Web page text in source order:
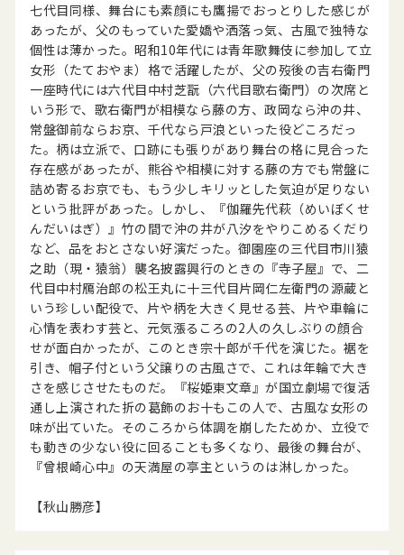
七代目同様、舞台にも素顔にも鷹揚でおっとりした感じが
あったが、父のもっていた愛嬌や洒落っ気、古風で独特な
個性は薄かった。昭和10年代には青年歌舞伎に参加して立
女形（たておやま）格で活躍したが、父の歿後の吉右衛門
一座時代には六代目中村芝翫（六代目歌右衛門）の次席と
いう形で、歌右衛門が相模なら藤の方、政岡なら沖の井、
常盤御前ならお京、千代なら戸浪といった役どころだっ
た。柄は立派で、口跡にも張りがあり舞台の格に見合った
存在感があったが、熊谷や相模に対する藤の方でも常盤に
詰め寄るお京でも、もう少しキリッとした気迫が足りない
という批評があった。しかし、『伽羅先代萩（めいぼくせ
んだいはぎ）』竹の間で沖の井が八汐をやりこめるくだり
など、品をおとさない好演だった。御園座の三代目市川猿
之助（現・猿翁）襲名披露興行のときの『寺子屋』で、二
代目中村鴈治郎の松王丸に十三代目片岡仁左衛門の源蔵と
いう珍しい配役で、片や柄を大きく見せる芸、片や車輪に
心情を表わす芸と、元気漲るころの2人の久しぶりの顔合
せが面白かったが、このとき宗十郎が千代を演じた。裾を
引き、帽子付という父譲りの古風さで、これは年輪で大き
さを感じさせたものだ。『桜姫東文章』が国立劇場で復活
通し上演された折の葛飾のお十もこの人で、古風な女形の
味が出ていた。そのころから体調を崩したためか、立役で
も動きの少ない役に回ることも多くなり、最後の舞台が、
『曾根崎心中』の天満屋の亭主というのは淋しかった。
【秋山勝彦】